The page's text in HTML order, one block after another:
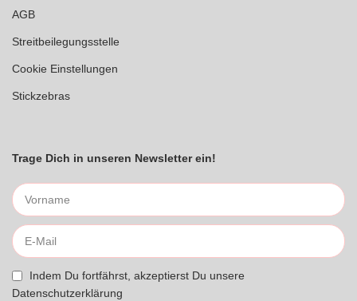
AGB
Streitbeilegungsstelle
Cookie Einstellungen
Stickzebras
Trage Dich in unseren Newsletter ein!
Indem Du fortfährst, akzeptierst Du unsere
Datenschutzerklärung